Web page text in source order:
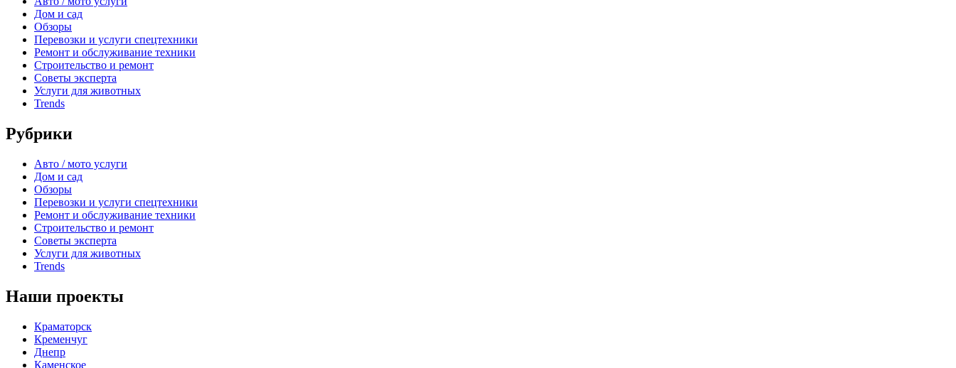
Дом и сад
Обзоры
Перевозки и услуги спецтехники
Ремонт и обслуживание техники
Строительство и ремонт
Советы эксперта
Услуги для животных
Trends
Рубрики
Авто / мото услуги
Дом и сад
Обзоры
Перевозки и услуги спецтехники
Ремонт и обслуживание техники
Строительство и ремонт
Советы эксперта
Услуги для животных
Trends
Наши проекты
Краматорск
Кременчуг
Днепр
Каменское